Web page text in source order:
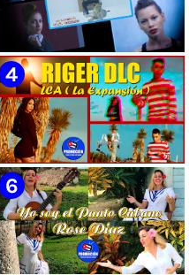
🟡 F-CUBA - ¨Solita¨ -
Videoclip - Director: Asiel
Babastro
🟡 Riger DLC || ¨LCA ( La
Expansión )¨ || Director: Dani